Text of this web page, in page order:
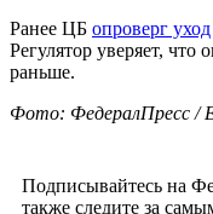
Ранее ЦБ опроверг уход
Регулятор уверяет, что
раньше.
Фото: ФедералПресс /
Подписывайтесь на
также следите за